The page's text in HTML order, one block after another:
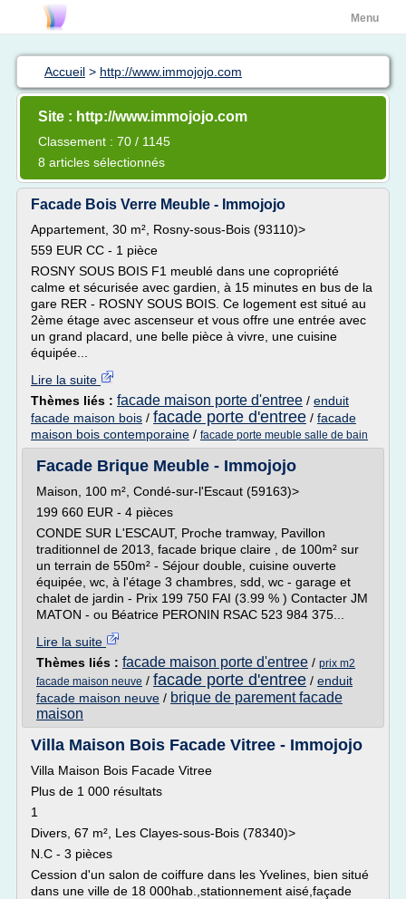
Menu
Accueil > http://www.immojojo.com
Site : http://www.immojojo.com
Classement : 70 / 1145
8 articles sélectionnés
Facade Bois Verre Meuble - Immojojo
Appartement, 30 m², Rosny-sous-Bois (93110)>
559 EUR CC - 1 pièce
ROSNY SOUS BOIS F1 meublé dans une copropriété
calme et sécurisée avec gardien, à 15 minutes en bus de la
gare RER - ROSNY SOUS BOIS. Ce logement est situé au
2ème étage avec ascenseur et vous offre une entrée avec
un grand placard, une belle pièce à vivre, une cuisine
équipée...
Lire la suite
Thèmes liés : facade maison porte d'entree / enduit
facade maison bois / facade porte d'entree / facade
maison bois contemporaine / facade porte meuble salle de bain
Facade Brique Meuble - Immojojo
Maison, 100 m², Condé-sur-l'Escaut (59163)>
199 660 EUR - 4 pièces
CONDE SUR L'ESCAUT, Proche tramway, Pavillon
traditionnel de 2013, facade brique claire , de 100m² sur
un terrain de 550m² - Séjour double, cuisine ouverte
équipée, wc, à l'étage 3 chambres, sdd, wc - garage et
chalet de jardin - Prix 199 750 FAI (3.99 % ) Contacter JM
MATON - ou Béatrice PERONIN RSAC 523 984 375...
Lire la suite
Thèmes liés : facade maison porte d'entree / prix m2
facade maison neuve / facade porte d'entree / enduit
facade maison neuve / brique de parement facade
maison
Villa Maison Bois Facade Vitree - Immojojo
Villa Maison Bois Facade Vitree
Plus de 1 000 résultats
1
Divers, 67 m², Les Clayes-sous-Bois (78340)>
N.C - 3 pièces
Cession d'un salon de coiffure dans les Yvelines, bien situé
dans une ville de 18 000hab.,stationnement aisé,façade